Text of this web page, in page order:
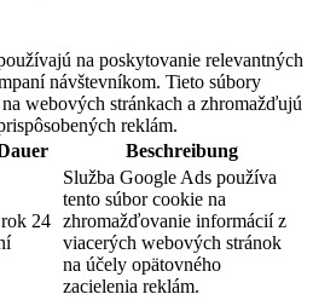
na poskytovanie relevantných
návštevníkom. Tieto súbory
webových stránkach a zhromažďujú
reklám.
Beschreibung
24
Služba Google Ads používa
tento súbor cookie na
zhromažďovanie informácií z
viacerých webových stránok
na účely opätovného
zacielenia reklám.